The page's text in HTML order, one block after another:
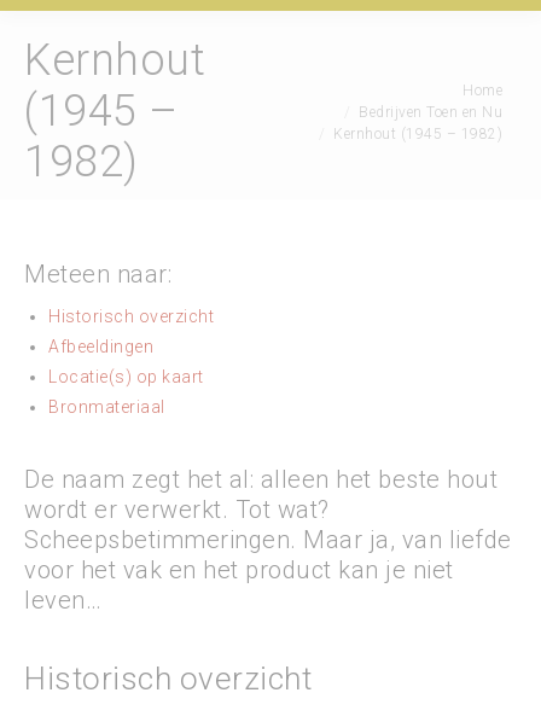
Kernhout
(1945 –
1982)
Home
Bedrijven Toen en Nu
Kernhout (1945 – 1982)
Meteen naar:
Historisch overzicht
Afbeeldingen
Locatie(s) op kaart
Bronmateriaal
De naam zegt het al: alleen het beste hout
wordt er verwerkt. Tot wat?
Scheepsbetimmeringen. Maar ja, van liefde
voor het vak en het product kan je niet
leven…
Historisch overzicht